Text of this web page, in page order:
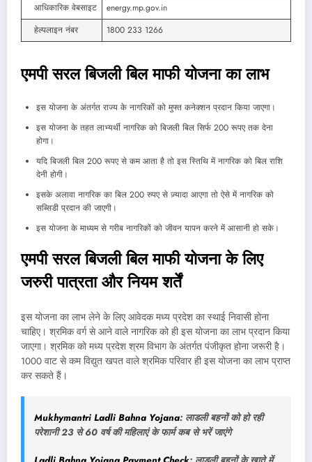
आधिकारिक वेबसाइट
energy.mp.gov.in
हेल्पलाइन नंबर
1800 233 1266
एमपी सरल बिजली बिल माफी योजना का लाभ
इस योजना के अंतर्गत राज्य के नागरिकों को मुफ्त कनेक्शन प्रदान किया जाएगा।
इस योजना के तहत लाभ्यर्थी नागरिक को बिजली बिल सिर्फ 200 रूपए तक देना
होगा।
यदि बिजली बिल 200 रूपए से कम आता है तो इस स्तिथि में नागरिक को बिल राशि
देनी होगी।
इसके अलावा नागरिक का बिल 200 रुपए से ज़्यादा आएगा तो ऐसे में नागरिक को
सब्सिडी प्रदान की जाएगी।
इस योजना के माध्यम से गरीब नागरिकों को जीवन यापन करने में आसानी हो सके।
एमपी सरल बिजली बिल माफी योजना के लिए
जरुरी पात्रता और नियम शर्तें
इस योजना का लाभ लेने के लिए आवेदक मध्य प्रदेश का स्थाई निवासी होना
चाहिए। श्रमिक वर्ग से आने वाले नागरिक को ही इस योजना का लाभ प्रदान किया
जाएगा। श्रमिक को मध्य प्रदेश श्रम विभाग के अंतर्गत पंजीकृत होना जरूरी है।
1000 वाट से कम विद्युत खपत वाले श्रमिक परिवार ही इस योजना का लाभ प्राप्त
कर सकते हैं।
Mukhymantri Ladli Bahna Yojana: लाडली बहनों को हो रही
परेशानी 23 से 60 वर्ष की महिलाएं के फार्म कब से भरें जाएंगे